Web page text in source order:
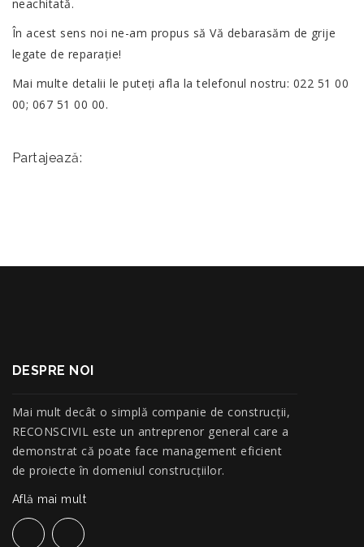
neachitată.
În acest sens noi ne-am propus să Vă debarasăm de grije
legate de reparație!
Mai multe detalii le puteți afla la telefonul nostru: 022 51 00
00; 067 51 00 00.
Partajează:
DESPRE NOI
Mai mult decât o simplă companie de construcţii,
RECONSCIVIL este un antreprenor general care a
demonstrat că poate face management eficient
de proiecte în domeniul construcțiilor.
Află mai mult